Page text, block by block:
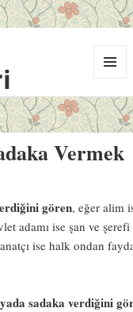
VE
Vermek
gören, eğer alim
adamı ise şan ve
ise halk ondan
sadaka verdiğini